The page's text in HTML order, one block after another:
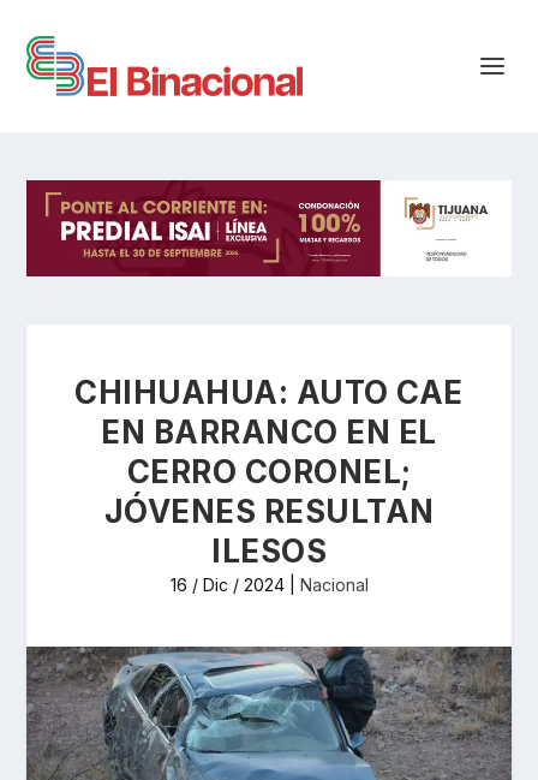
CHIHUAHUA: AUTO CAE
EN BARRANCO EN EL
CERRO CORONEL;
JÓVENES RESULTAN
ILESOS
16 / Dic / 2024| Nacional